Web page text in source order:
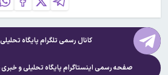
کانال رسمی تلگرام پایگاه
صفحه رسمی اینستاگرام پایگاه تحلیلی و خبری